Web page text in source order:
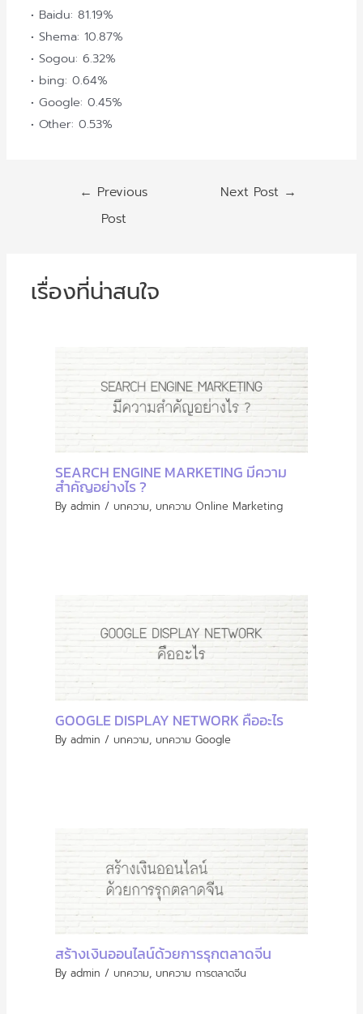
• Baidu: 81.19%
• Shema: 10.87%
• Sogou: 6.32%
• bing: 0.64%
• Google: 0.45%
• Other: 0.53%
← Previous
Post
Next Post →
เรื่องที่น่าสนใจ
SEARCH ENGINE MARKETING มีความ
สำคัญอย่างไร ?
By admin / บทความ, บทความ Online Marketing
GOOGLE DISPLAY NETWORK คืออะไร
By admin / บทความ, บทความ Google
สร้างเงินออนไลน์ด้วยการรุกตลาดจีน
By admin / บทความ, บทความ การตลาดจีน